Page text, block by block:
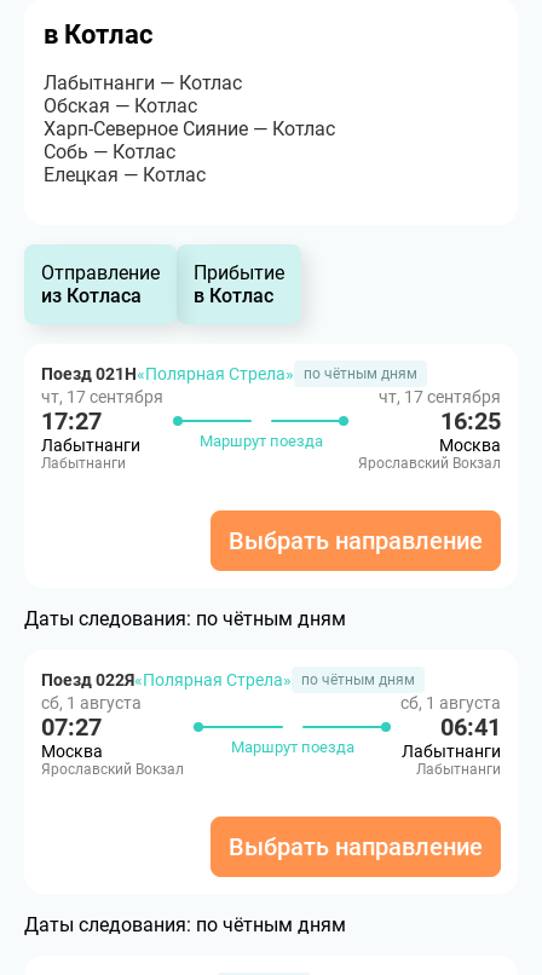
в Котлас
Лабытнанги — Котлас
Обская — Котлас
Харп-Северное Сияние — Котлас
Собь — Котлас
Елецкая — Котлас
Отправление
из Котласа
Прибытие
в Котлас
Поезд 021Н«Полярная Стрела» по чётным дням
чт, 17 сентября
17:27
Лабытнанги
Лабытнанги
Маршрут поезда
чт, 17 сентября
16:25
Москва
Ярославский Вокзал
Выбрать направление
Даты следования: по чётным дням
Поезд 022Я«Полярная Стрела» по чётным дням
сб, 1 августа
07:27
Москва
Ярославский Вокзал
Маршрут поезда
сб, 1 августа
06:41
Лабытнанги
Лабытнанги
Выбрать направление
Даты следования: по чётным дням